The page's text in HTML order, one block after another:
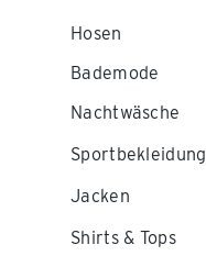
Hosen
Bademode
Nachtwäsche
Sportbekleidung
Jacken
Shirts & Tops